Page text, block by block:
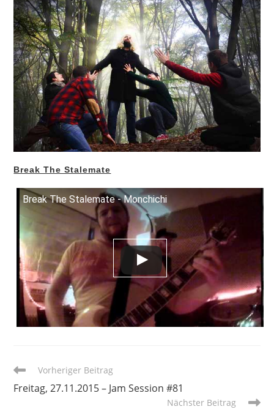
Break The Stalemate
Break The Stalemate - Monchichi
Weitere
ansehen
Vorheriger Beitrag
Freitag, 27.11.2015 – Jam Session #81
Nächster Beitrag